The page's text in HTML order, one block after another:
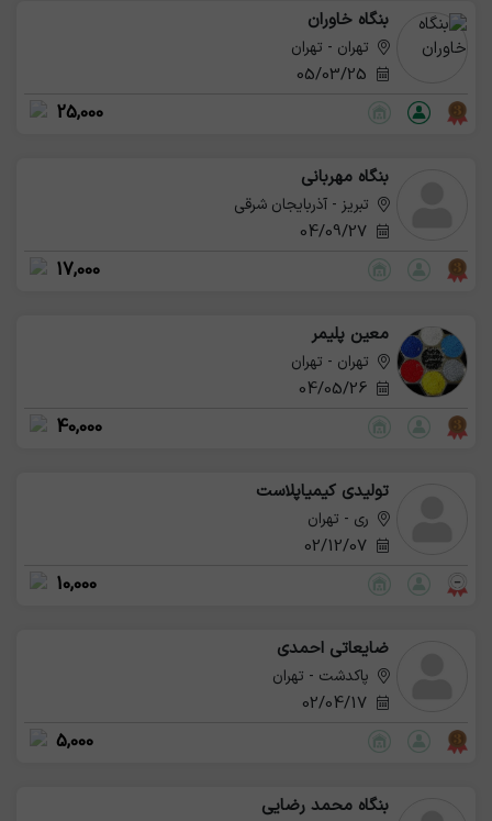
بنگاه خاوران
تهران - تهران
25,000
بنگاه مهربانی
تبریز - آذربایجان شرقی
04/09/27
17,000
معین پلیمر
تهران - تهران
04/05/26
40,000
تولیدی کیمیاپلاست
ری - تهران
02/12/07
10,000
ضایعاتی احمدی
پاکدشت - تهران
02/04/17
5,000
بنگاه محمد رضایی